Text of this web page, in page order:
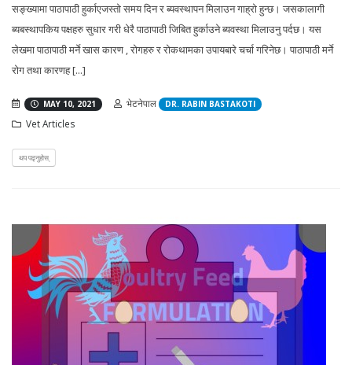
सङ्ख्यामा पाठापाठी हुर्काएजस्तो समय दिन र ब्यवस्थापन मिलाउन गाह्रो हुन्छ। जसकालागी
ब्यबस्थापकिय पक्षहरु सुधार गरी धेरै पाठापाठी जिबित हुर्काउने ब्यवस्था मिलाउनु पर्दछ। यस
लेखमा पाठापाठी मर्ने खास कारण , रोगहरु र रोकथामका उपायबारे चर्चा गरिनेछ। पाठापाठी मर्ने
रोग तथा कारणह [...]
MAY 10, 2021 भेटनेपाल DR. RABIN BASTAKOTI
Vet Articles
थप पढ्नुहोस्